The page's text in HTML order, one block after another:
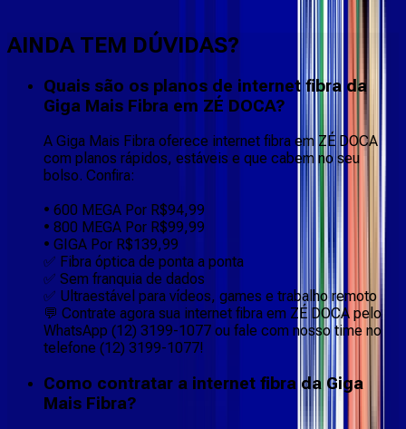
AINDA TEM DÚVIDAS?
Quais são os planos de internet fibra da
Giga Mais Fibra em ZÉ DOCA?
A Giga Mais Fibra oferece internet fibra em ZÉ DOCA
com planos rápidos, estáveis e que cabem no seu
bolso. Confira:
• 600 MEGA Por R$94,99
• 800 MEGA Por R$99,99
• GIGA Por R$139,99
✅ Fibra óptica de ponta a ponta
✅ Sem franquia de dados
✅ Ultraestável para vídeos, games e trabalho remoto
💬 Contrate agora sua internet fibra em ZÉ DOCA pelo
WhatsApp (12) 3199-1077 ou fale com nosso time no
telefone (12) 3199-1077!
Como contratar a internet fibra da Giga
Mais Fibra?